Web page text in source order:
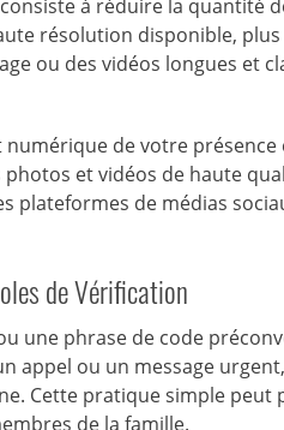
à réduire la quantité
résolution disponible,
ou des vidéos longues et
numérique de votre
et vidéos de haute
plateformes de médias
de Vérification
une phrase de code
appel ou un message
Cette pratique simple
de la famille.